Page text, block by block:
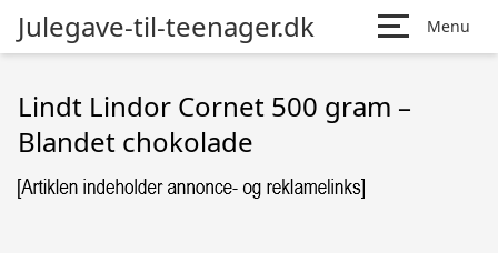
Julegave-til-teenager.dk Menu
Lindt Lindor Cornet 500 gram –
Blandet chokolade